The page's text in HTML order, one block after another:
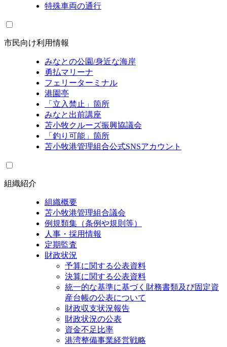
特殊車両の通行
市民向け利用情報
みなとの公園/身近な海岸
勇払マリーナ
フェリーターミナル
港園亭
「立入禁止」箇所
みなと出前講座
苫小牧クルーズ振興協議会
「釣り可能」箇所
苫小牧港管理組合公式SNSアカウント
組織紹介
組織概要
苫小牧港管理組合議会
例規類集（条例や規則等）
人事・採用情報
定期監査
財政状況
予算に関する公表資料
決算に関する公表資料
統一的な基準に基づく財務書類及び固定資
産台帳の公表について
財政収支状況報告
財政状況の公表
資金不足比率
港湾整備事業経営戦略